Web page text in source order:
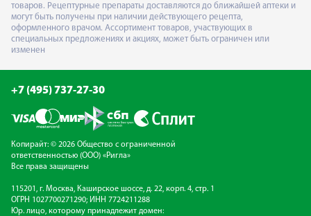
товаров. Рецептурные препараты доставляются до ближайшей аптеки и
могут быть получены при наличии действующего рецепта,
оформленного врачом. Ассортимент товаров, участвующих в
специальных предложениях и акциях, может быть ограничен или
изменен
+7 (495) 737-27-30
Копирайт: © 2026 Общество с ограниченной
ответственностью (ООО) «Ригла»
Все права защищены
115201, г. Москва, Каширское шоссе, д. 22, корп. 4, стр. 1
ОГРН 1027700271290; ИНН 7724211288
Юр. лицо, которому принадлежит домен: